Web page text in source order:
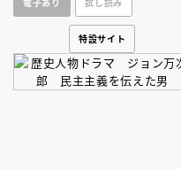
特設サイト